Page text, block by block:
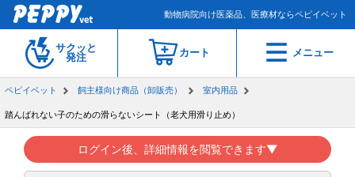
動物病院向け医薬品、医療材ならペピイベット
サクッと
発注
カート メニュー
ペピイベット 飼主様向け商品（卸販売） 室内用品
踏んばれない子のための滑らないシート（老犬用滑り止め）
ログイン後、詳細情報を閲覧できます▼